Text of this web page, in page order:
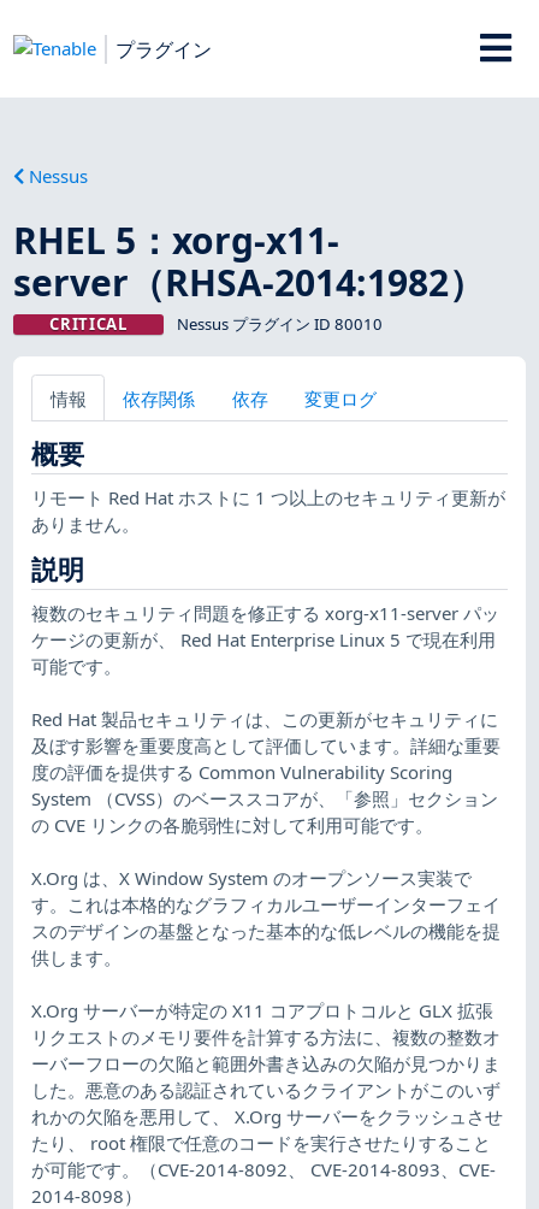
プラグイン
Nessus
RHEL 5：xorg-x11-
server（RHSA-2014:1982）
CRITICAL Nessus プラグイン ID 80010
情報 依存関係 依存 変更ログ
概要
リモート Red Hat ホストに 1 つ以上のセキュリティ更新が
ありません。
説明
複数のセキュリティ問題を修正する xorg-x11-server パッ
ケージの更新が、 Red Hat Enterprise Linux 5 で現在利用
可能です。
Red Hat 製品セキュリティは、この更新がセキュリティに
及ぼす影響を重要度高として評価しています。詳細な重要
度の評価を提供する Common Vulnerability Scoring
System （CVSS）のベーススコアが、「参照」セクション
の CVE リンクの各脆弱性に対して利用可能です。
X.Org は、X Window System のオープンソース実装で
す。これは本格的なグラフィカルユーザーインターフェイ
スのデザインの基盤となった基本的な低レベルの機能を提
供します。
X.Org サーバーが特定の X11 コアプロトコルと GLX 拡張
リクエストのメモリ要件を計算する方法に、複数の整数オ
ーバーフローの欠陥と範囲外書き込みの欠陥が見つかりま
した。悪意のある認証されているクライアントがこのいず
れかの欠陥を悪用して、 X.Org サーバーをクラッシュさせ
たり、 root 権限で任意のコードを実行させたりすること
が可能です。（CVE-2014-8092、 CVE-2014-8093、CVE-
2014-8098）